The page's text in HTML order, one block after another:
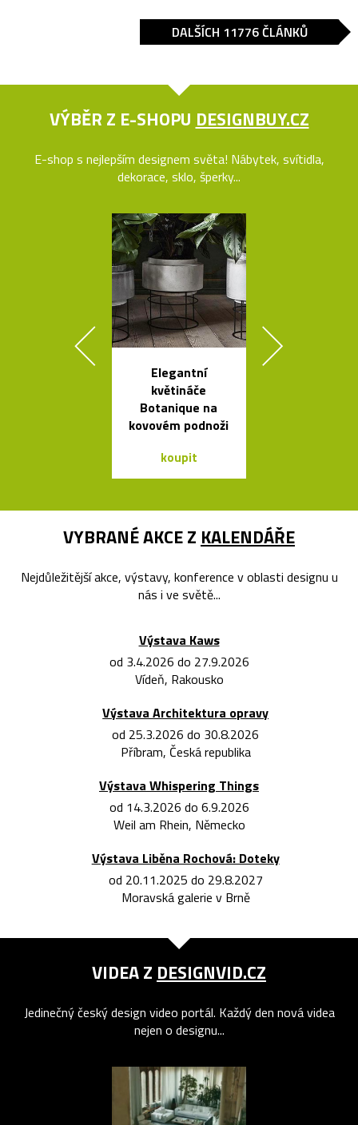
DALŠÍCH 11776 ČLÁNKŮ
VÝBĚR Z E-SHOPU DESIGNBUY.CZ
E-shop s nejlepším designem světa! Nábytek, svítidla,
dekorace, sklo, šperky...
Elegantní
květináče
Botanique na
kovovém podnoži
koupit
VYBRANÉ AKCE Z KALENDÁŘE
Nejdůležitější akce, výstavy, konference v oblasti designu u
nás i ve světě...
Výstava Kaws
od 3.4.2026 do 27.9.2026
Vídeň, Rakousko
Výstava Architektura opravy
od 25.3.2026 do 30.8.2026
Příbram, Česká republika
Výstava Whispering Things
od 14.3.2026 do 6.9.2026
Weil am Rhein, Německo
Výstava Liběna Rochová: Doteky
od 20.11.2025 do 29.8.2027
Moravská galerie v Brně
VIDEA Z DESIGNVID.CZ
Jedinečný český design video portál. Každý den nová videa
nejen o designu...